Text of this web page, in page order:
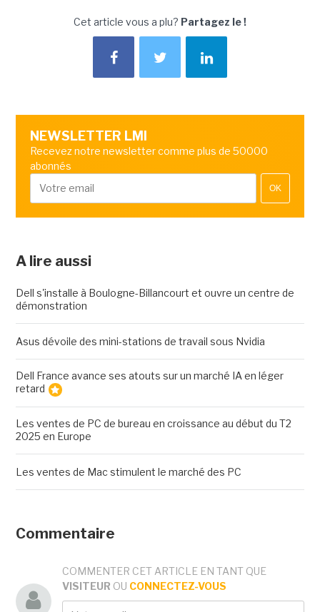
Cet article vous a plu? Partagez le !
NEWSLETTER LMI
Recevez notre newsletter comme plus de 50000
abonnés
OK
A lire aussi
Dell s'installe à Boulogne-Billancourt et ouvre un centre de
démonstration
Asus dévoile des mini-stations de travail sous Nvidia
Dell France avance ses atouts sur un marché IA en léger
retard
Les ventes de PC de bureau en croissance au début du T2
2025 en Europe
Les ventes de Mac stimulent le marché des PC
Commentaire
COMMENTER CET ARTICLE EN TANT QUE
VISITEUR OU CONNECTEZ-VOUS